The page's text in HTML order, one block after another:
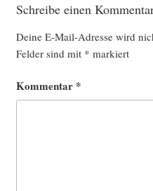
Schreibe einen
Deine E-Mail-Adresse wird
Felder sind mit * markiert
Kommentar *